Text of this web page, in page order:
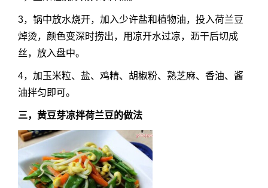
3，锅中放水烧开，加入少许盐和植物油，投入荷兰豆
焯烫，颜色变深时捞出，用凉开水过凉，沥干后切成
丝，放入盘中。
4，加玉米粒、盐、鸡精、胡椒粉、熟芝麻、香油、酱
油拌匀即可。
三，黄豆芽凉拌荷兰豆的做法